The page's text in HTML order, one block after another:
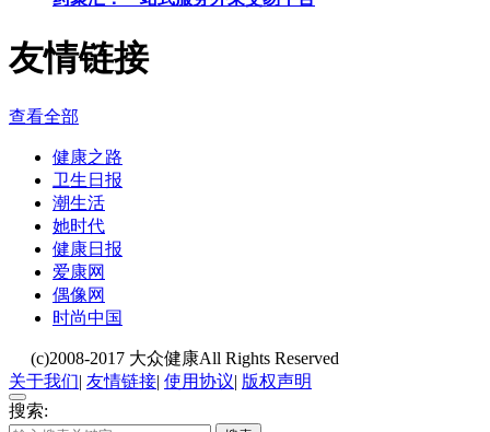
友情链接
查看全部
健康之路
卫生日报
潮生活
她时代
健康日报
爱康网
偶像网
时尚中国
(c)2008-2017 大众健康All Rights Reserved
关于我们| 友情链接| 使用协议| 版权声明
搜索: